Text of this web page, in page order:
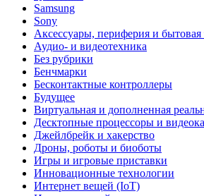
Samsung
Sony
Аксессуары, периферия и бытовая
Аудио- и видеотехника
Без рубрики
Бенчмарки
Бесконтактные контроллеры
Будущее
Виртуальная и дополненная
Десктопные процессоры и
Джейлбрейк и хакерство
Дроны, роботы и биоботы
Игры и игровые приставки
Инновационные технологии
Интернет вещей (IoT)